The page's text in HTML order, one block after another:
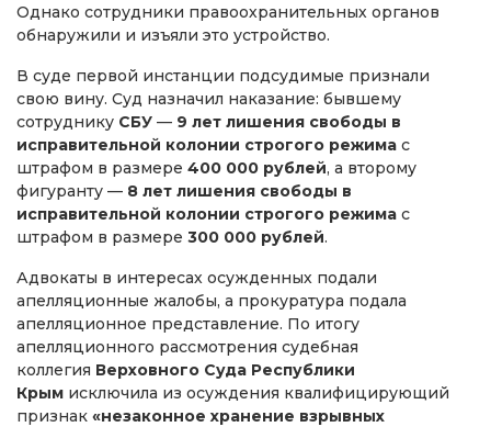
Однако сотрудники правоохранительных органов
обнаружили и изъяли это устройство.
В суде первой инстанции подсудимые признали
свою вину. Суд назначил наказание: бывшему
сотруднику СБУ — 9 лет лишения свободы в
исправительной колонии строгого режима с
штрафом в размере 400 000 рублей, а второму
фигуранту — 8 лет лишения свободы в
исправительной колонии строгого режима с
штрафом в размере 300 000 рублей.
Адвокаты в интересах осужденных подали
апелляционные жалобы, а прокуратура подала
апелляционное представление. По итогу
апелляционного рассмотрения судебная
коллегия Верховного Суда Республики
Крым исключила из осуждения квалифицирующий
признак «незаконное хранение взрывных